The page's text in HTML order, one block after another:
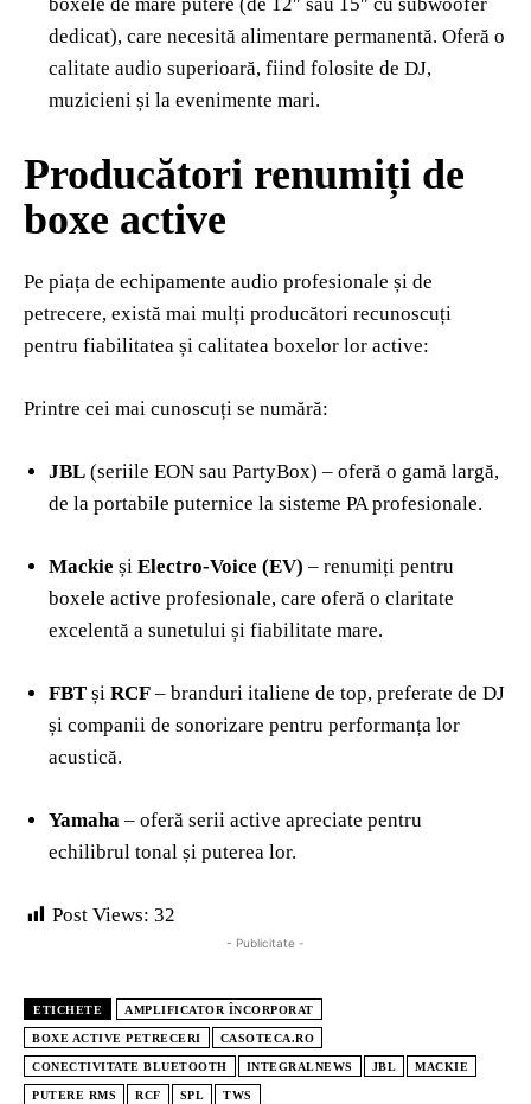
dedicat), care necesită alimentare permanentă. Oferă o
calitate audio superioară, fiind folosite de DJ,
muzicieni și la evenimente mari.
Producători renumiți de
boxe active
Pe piața de echipamente audio profesionale și de
petrecere, există mai mulți producători recunoscuți
pentru fiabilitatea și calitatea boxelor lor active:
Printre cei mai cunoscuți se numără:
JBL (seriile EON sau PartyBox) – oferă o gamă largă,
de la portabile puternice la sisteme PA profesionale.
Mackie și Electro-Voice (EV) – renumiți pentru
boxele active profesionale, care oferă o claritate
excelentă a sunetului și fiabilitate mare.
FBT și RCF – branduri italiene de top, preferate de DJ
și companii de sonorizare pentru performanța lor
acustică.
Yamaha – oferă serii active apreciate pentru
echilibrul tonal și puterea lor.
Post Views: 32
- Publicitate -
ETICHETE AMPLIFICATOR ÎNCORPORAT
BOXE ACTIVE PETRECERI CASOTECA.RO
CONECTIVITATE BLUETOOTH INTEGRALNEWS JBL MACKIE
PUTERE RMS RCF SPL TWS